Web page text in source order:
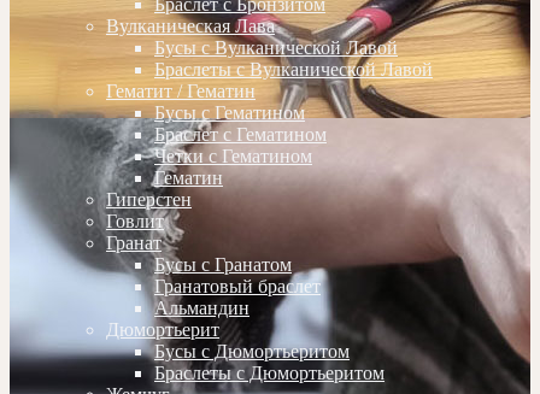
Браслет с Бронзитом
Вулканическая Лава
Бусы с Вулканической Лавой
Браслеты с Вулканической Лавой
Гематит / Гематин
Бусы с Гематином
Браслет с Гематином
Четки с Гематином
Гематин
Гиперстен
Говлит
Гранат
Бусы с Гранатом
Гранатовый браслет
Альмандин
Дюмортьерит
Бусы с Дюмортьеритом
Браслеты с Дюмортьеритом